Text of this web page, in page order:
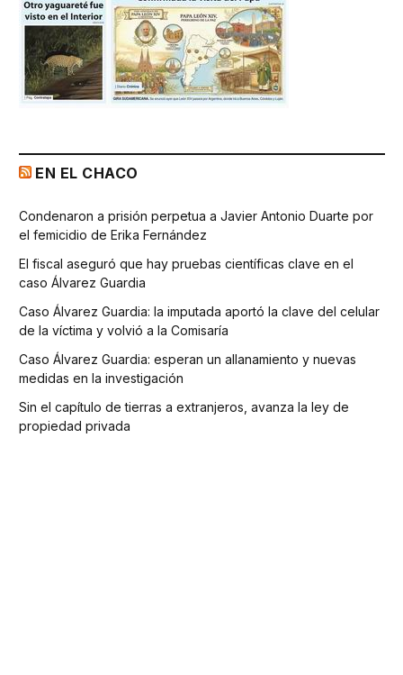
EN EL CHACO
Condenaron a prisión perpetua a Javier Antonio Duarte por
el femicidio de Erika Fernández
El fiscal aseguró que hay pruebas científicas clave en el
caso Álvarez Guardia
Caso Álvarez Guardia: la imputada aportó la clave del celular
de la víctima y volvió a la Comisaría
Caso Álvarez Guardia: esperan un allanamiento y nuevas
medidas en la investigación
Sin el capítulo de tierras a extranjeros, avanza la ley de
propiedad privada